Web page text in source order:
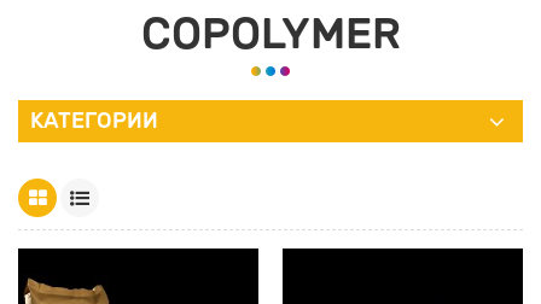
COPOLYMER
КАТЕГОРИИ